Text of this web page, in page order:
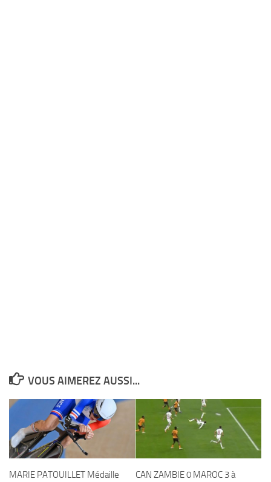
VOUS AIMEREZ AUSSI...
MARIE PATOUILLET Médaille
CAN ZAMBIE 0 MAROC 3 à